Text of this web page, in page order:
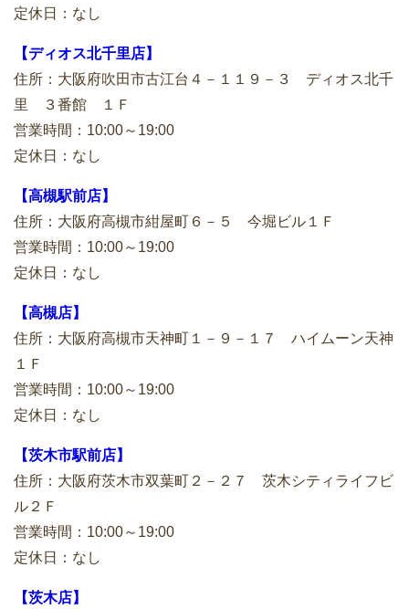
定休日：なし
【ディオス北千里店】
住所：大阪府吹田市古江台４－１１９－３ ディオス北千
里 ３番館 １Ｆ
営業時間：10:00～19:00
定休日：なし
【高槻駅前店】
住所：大阪府高槻市紺屋町６－５ 今堀ビル１Ｆ
営業時間：10:00～19:00
定休日：なし
【高槻店】
住所：大阪府高槻市天神町１－９－１７ ハイムーン天神
１Ｆ
営業時間：10:00～19:00
定休日：なし
【茨木市駅前店】
住所：大阪府茨木市双葉町２－２７ 茨木シティライフビ
ル２Ｆ
営業時間：10:00～19:00
定休日：なし
【茨木店】